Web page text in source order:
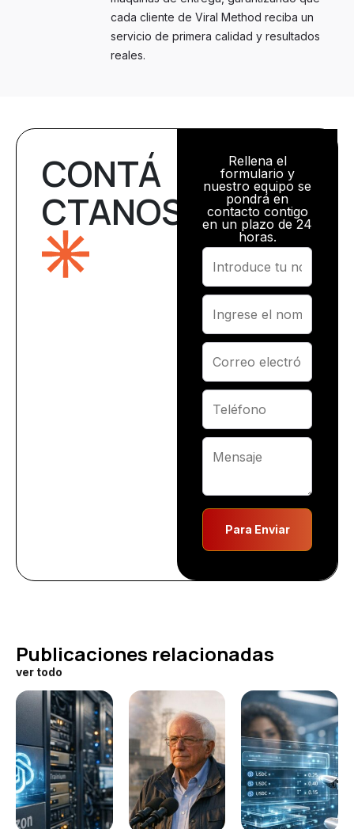
cada cliente de Viral Method reciba un
servicio de primera calidad y resultados
reales.
CONTÁ
CTANOS
Rellena el
formulario y
nuestro equipo se
pondrá en
contacto contigo
en un plazo de 24
horas.
Para Enviar
Publicaciones relacionadas
ver todo